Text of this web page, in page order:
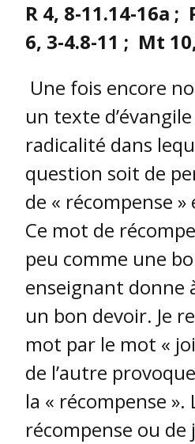
R 4, 8-11.14-16a ;
6, 3-4.8-11 ; Mt
Une fois encore
un texte
radicalité dans
question soit de
de « récompense
Ce mot de
peu comme une
enseignant donne
un bon devoir. Je
mot par le mot «
de l’autre
la « récompense ».
récompense ou